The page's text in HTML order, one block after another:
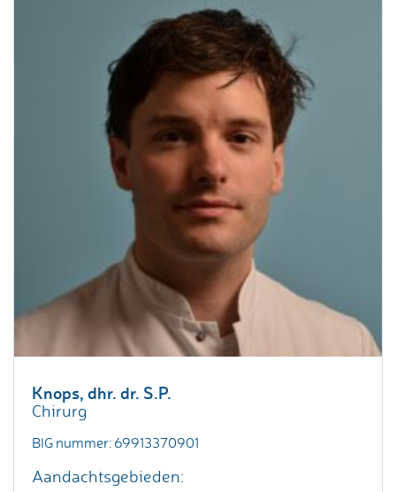
Knops, dhr. dr. S.P.
Chirurg
BIG nummer: 69913370901
Aandachtsgebieden: